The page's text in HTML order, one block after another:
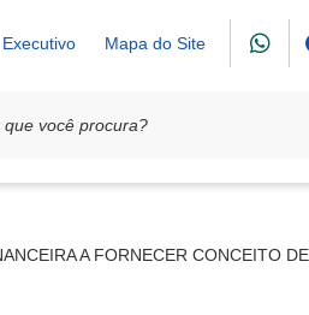
Executivo Mapa do Site
A FORNECER CONCEITO